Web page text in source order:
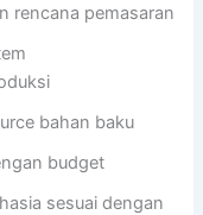
rencana pemasaran
bahan baku
budget
sesuai dengan